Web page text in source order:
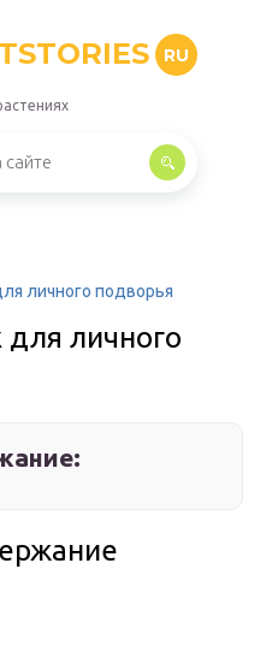
RU
личного подворья
личного